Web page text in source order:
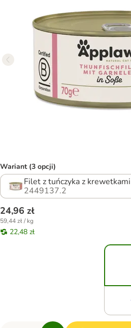
Wariant (3 opcji)
Filet z tuńczyka z krewetkami
2449137.2
24,96 zł
59,44 zł / kg
22,48 zł